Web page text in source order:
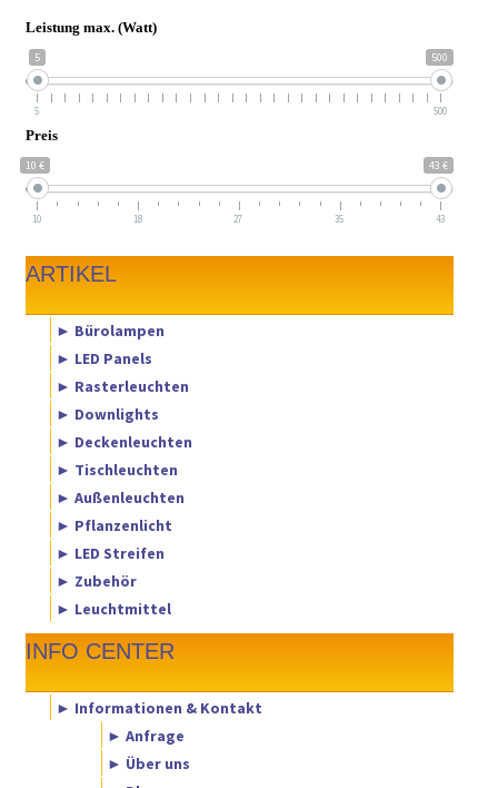
Leistung max. (Watt)
5 500
5 500
Preis
10 € 43 €
10 18 27 35 43
ARTIKEL
► Bürolampen
► LED Panels
► Rasterleuchten
► Downlights
► Deckenleuchten
► Tischleuchten
► Außenleuchten
► Pflanzenlicht
► LED Streifen
► Zubehör
► Leuchtmittel
INFO CENTER
► Informationen & Kontakt
► Anfrage
► Über uns